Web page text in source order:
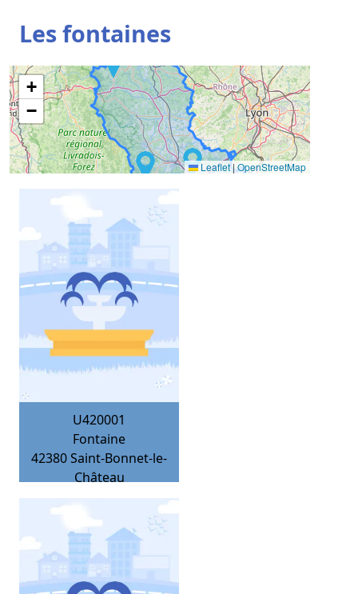
Les fontaines
+
−
Leaflet|OpenStreetMap
U420001
Fontaine
42380Saint-Bonnet-le-
Château